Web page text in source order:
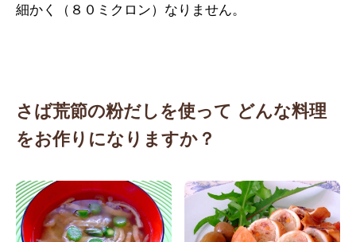
細かく（８０ミクロン）なりません。
さば荒節の粉だしを使って どんな料理
をお作りになりますか？